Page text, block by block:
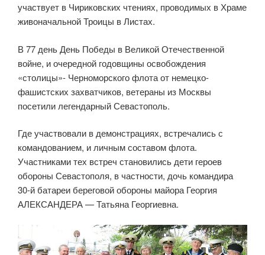
участвует в Чириковских чтениях, проводимых в Храме
живоначальной Троицы в Листах.
В 77 день День Победы в Великой Отечественной
войне, и очередной годовщины освобождения
«столицы»- Черноморского флота от немецко-
фашистских захватчиков, ветераны из Москвы
посетили легендарный Севастополь.
Где участвовали в демонстрациях, встречались с
командованием, и личным составом флота.
Участниками тех встреч становились дети героев
обороны Севастополя, в частности, дочь командира
30-й батареи береговой обороны майора Георгия
АЛЕКСАНДЕРА — Татьяна Георгиевна.